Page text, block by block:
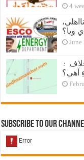
4
June
۽
آهي؟
Subscribe to our